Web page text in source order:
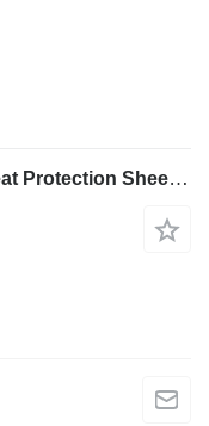
Heat Protection Sheet Liebherr Heat Protection Sheet 8001101 na rýpadla Liebherr R936/R946/R950/R956/R960/LH60 C/LH60 CHR/LH60 M/LH60 MHR/LH60 MT/LH80 C/LH80 M/LH80 MHR/D936